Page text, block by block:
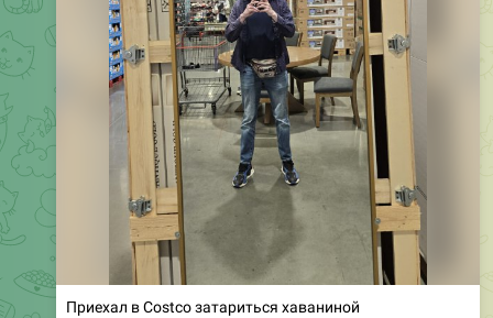
Приехал в Costco затариться хаваниной